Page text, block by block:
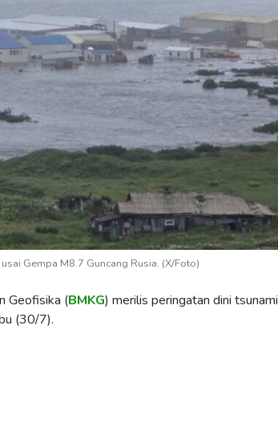
Gempa M8.7 Guncang Rusia. (X/Foto)
Geofisika (BMKG) merilis peringatan dini tsunami
(30/7).